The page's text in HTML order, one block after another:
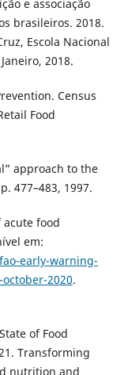
e associação
brasileiros. 2018.
Escola Nacional
2018.
Census
Food
approach to the
477–483, 1997.
acute food
em:
early-warning-
2020.
of Food
Transforming
nutrition and